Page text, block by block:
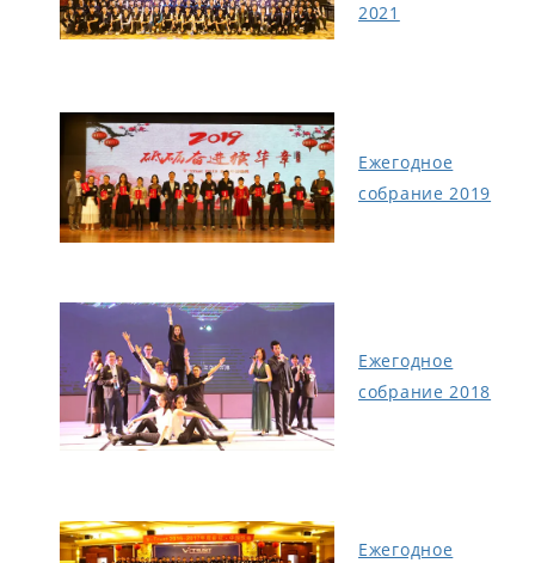
2021
Ежегодное
собрание 2019
Ежегодное
собрание 2018
Ежегодное